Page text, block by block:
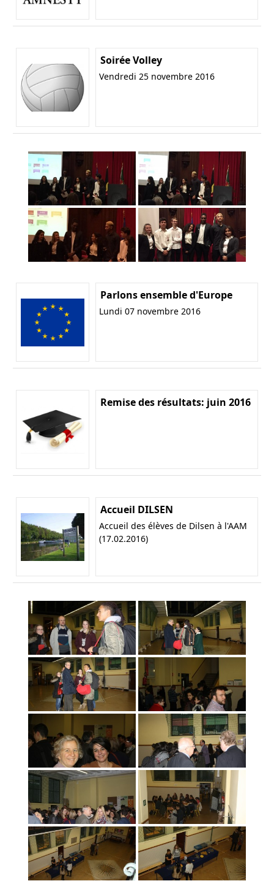
Soirée Volley
Vendredi 25 novembre 2016
Parlons ensemble d'Europe
Lundi 07 novembre 2016
Remise des résultats: juin 2016
Accueil DILSEN
Accueil des élèves de Dilsen à l'AAM
(17.02.2016)